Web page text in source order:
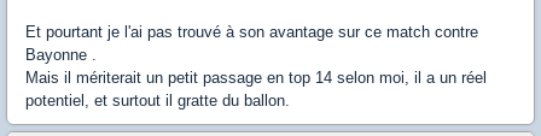
Et pourtant je l'ai pas trouvé à son avantage sur ce match contre
Bayonne .
Mais il mériterait un petit passage en top 14 selon moi, il a un réel
potentiel, et surtout il gratte du ballon.